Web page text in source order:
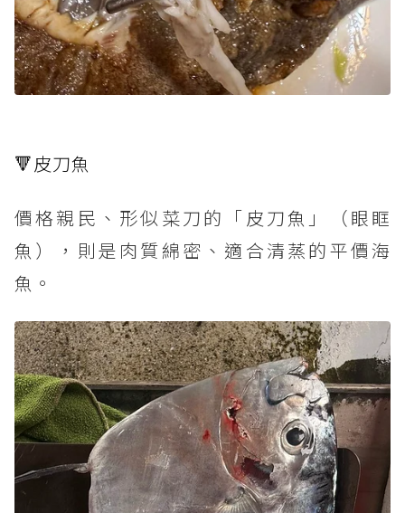
🔻皮刀魚
價格親民、形似菜刀的「皮刀魚」（眼眶
魚），則是肉質綿密、適合清蒸的平價海
魚。